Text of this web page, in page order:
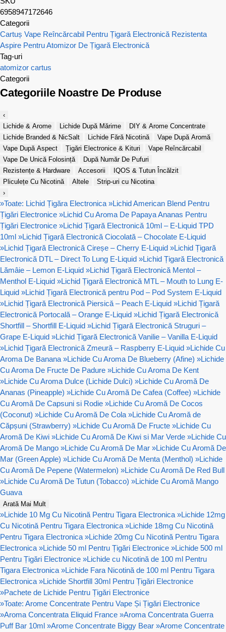
6958947172646
Categorii
Cartuș Vape Reîncărcabil Pentru Țigară Electronică Rezistenta
Aspire Pentru Atomizor De Țigară Electronică
Tag-uri
atomizor cartus
Categorii
Categoriile Noastre De Produse
‹
Lichide & Arome
Lichide După Mărime
DIY & Arome Concentrate
Lichide Branded & NicSalt
Lichide Fără Nicotină
Vape După Aromă
Vape După Aspect
Țigări Electronice & Kituri
Vape Reîncărcabil
Vape De Unică Folosință
După Număr De Pufuri
Rezistențe & Hardware
Accesorii
IQOS & Tutun Încălzit
Pliculețe Cu Nicotină
Altele
Strip-uri cu Nicotina
›
»Toate: Lichid Țigăra Electronica »Lichid American Blend Pentru
Țigări Electronice »Lichid Cu Aroma De Papaya Ananas Pentru
Țigări Electronice »Lichid Țigară Electronică 10ml – E-Liquid TPD
10ml »Lichid Țigară Electronică Ciocolată – Chocolate E-Liquid
»Lichid Țigară Electronică Cireșe – Cherry E-Liquid »Lichid Țigară
Electronică DTL – Direct To Lung E-Liquid »Lichid Țigară Electronică
Lămâie – Lemon E-Liquid »Lichid Țigară Electronică Mentol –
Menthol E-Liquid »Lichid Țigară Electronică MTL – Mouth to Lung E-
Liquid »Lichid Țigară Electronică pentru Pod – Pod System E-Liquid
»Lichid Țigară Electronică Piersică – Peach E-Liquid »Lichid Țigară
Electronică Portocală – Orange E-Liquid »Lichid Țigară Electronică
Shortfill – Shortfill E-Liquid »Lichid Țigară Electronică Struguri –
Grape E-Liquid »Lichid Țigară Electronică Vanilie – Vanilla E-Liquid
»Lichid Țigară Electronică Zmeură – Raspberry E-Liquid »Lichide Cu
Aroma De Banana »Lichide Cu Aroma De Blueberry (Afine) »Lichide
Cu Aroma De Fructe De Padure »Lichide Cu Aroma De Kent
»Lichide Cu Aroma Dulce (Lichide Dulci) »Lichide Cu Aromă De
Ananas (Pineapple) »Lichide Cu Aromă De Cafea (Coffee) »Lichide
Cu Aromă De Capsuni si Rodie »Lichide Cu Aromă De Cocos
(Coconut) »Lichide Cu Aromă De Cola »Lichide Cu Aromă de
Căpșuni (Strawberry) »Lichide Cu Aromă De Fructe »Lichide Cu
Aromă De Kiwi »Lichide Cu Aromă De Kiwi si Mar Verde »Lichide Cu
Aromă De Mango »Lichide Cu Aromă De Mar »Lichide Cu Aromă De
Mar (Green Apple) »Lichide Cu Aromă De Menta (Menthol) »Lichide
Cu Aromă De Pepene (Watermelon) »Lichide Cu Aromă De Red Bull
»Lichide Cu Aromă De Tutun (Tobacco) »Lichide Cu Aromă Mango
Guava
Arată Mai Mult
»Lichide 10 Mg Cu Nicotină Pentru Tigara Electronica »Lichide 12mg
Cu Nicotină Pentru Tigara Electronica »Lichide 18mg Cu Nicotină
Pentru Tigara Electronica »Lichide 20mg Cu Nicotină Pentru Tigara
Electronica »Lichide 50 ml Pentru Țigări Electronice »Lichide 500 ml
Pentru Țigări Electronice »Lichide cu Nicotină de 100 ml Pentru
Tigara Electronica »Lichide Fara Nicotină de 100 ml Pentru Tigara
Electronica »Lichide Shortfill 30ml Pentru Țigări Electronice
»Pachete de Lichide Pentru Țigări Electronice
»Toate: Arome Concentrate Pentru Vape Și Țigări Electronice
»Aroma Concentrata Eliquid France »Aroma Concentrata Guerra
Puff Bar 10ml »Arome Concentrate Biggy Bear »Arome Concentrate